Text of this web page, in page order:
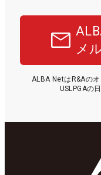
メ
ALBA NetはR&Aの
USLPGAの